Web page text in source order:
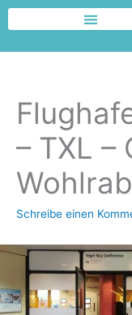
Zum
Inhalt
springen
– TXL –
Schreibe einen